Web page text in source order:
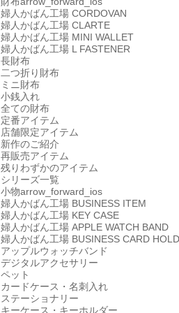
婦人かばん工場 CORDOVAN
婦人かばん工場 CLARTE
婦人かばん工場 MINI WALLET
婦人かばん工場 L FASTENER
長財布
二つ折り財布
ミニ財布
小銭入れ
全ての財布
定番アイテム
店舗限定アイテム
新作のご紹介
再販売アイテム
残りわずかのアイテム
シリーズ一覧
小物arrow_forward_ios
婦人かばん工場 BUSINESS ITEM
婦人かばん工場 KEY CASE
婦人かばん工場 APPLE WATCH BAND
婦人かばん工場 BUSINESS CARD
アップルウォッチバンド
デジタルアクセサリー
ペット
カードケース・名刺入れ
ステーショナリー
キーケース・キーホルダー